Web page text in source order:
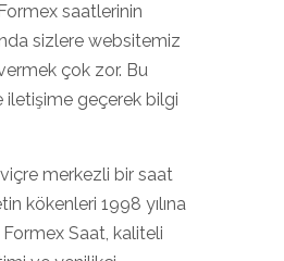
saatlerinin
sizlere websitemiz
çok zor. Bu
iletişime geçerek bilgi
merkezli bir saat
kökenleri 1998 yılına
Formex Saat, kaliteli